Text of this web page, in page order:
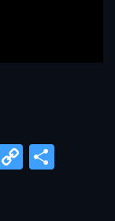
Copy